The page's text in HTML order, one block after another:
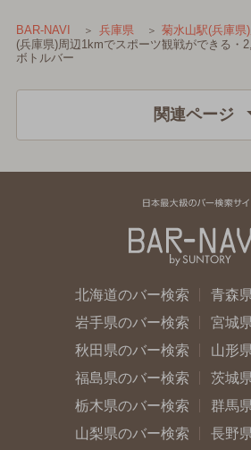
BAR-NAVI 兵庫県 菊水山駅(兵庫県
(兵庫県)周辺1kmでスポーツ観戦ができる・
ボトルバー
関連ページ
北海道のバー検索
青森
岩手県のバー検索
宮城
秋田県のバー検索
山形
福島県のバー検索
茨城
栃木県のバー検索
群馬
山梨県のバー検索
長野